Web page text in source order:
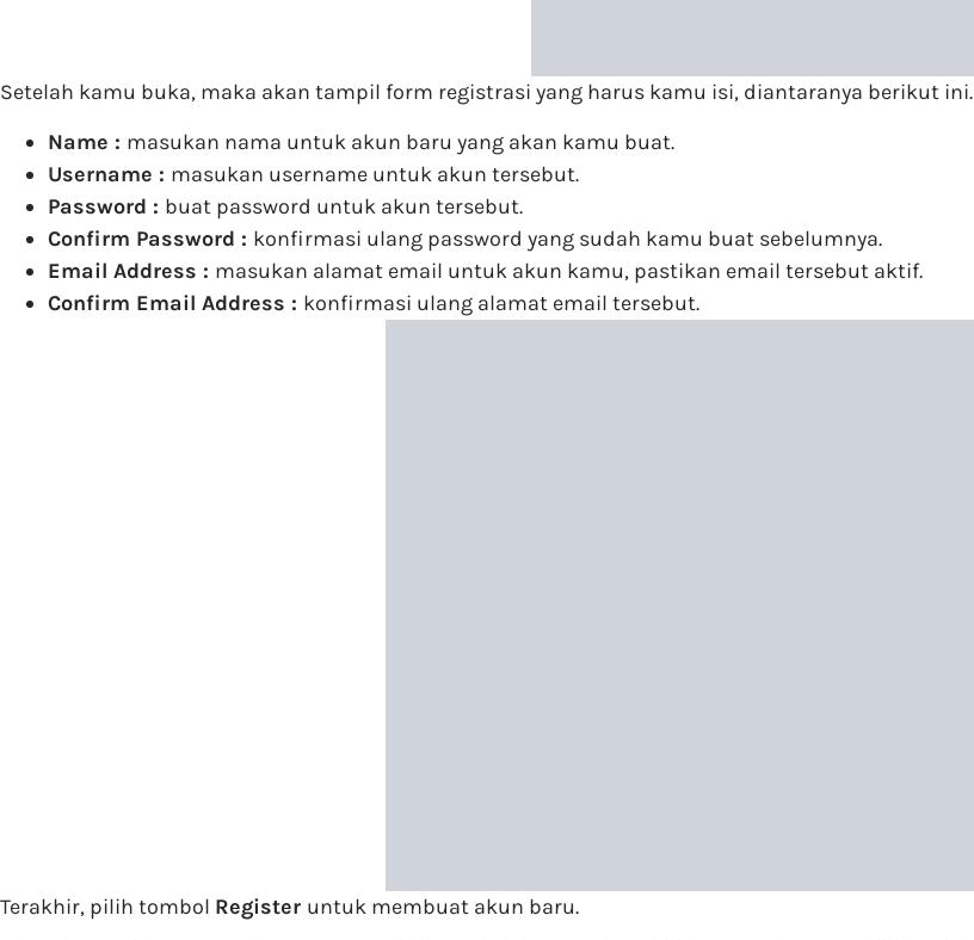
Setelah kamu buka, maka akan tampil form registrasi yang harus kamu isi, diantaranya berikut ini.
Name : masukan nama untuk akun baru yang akan kamu buat.
Username : masukan username untuk akun tersebut.
Password : buat password untuk akun tersebut.
Confirm Password : konfirmasi ulang password yang sudah kamu buat sebelumnya.
Email Address : masukan alamat email untuk akun kamu, pastikan email tersebut aktif.
Confirm Email Address : konfirmasi ulang alamat email tersebut.
Terakhir, pilih tombol Register untuk membuat akun baru.